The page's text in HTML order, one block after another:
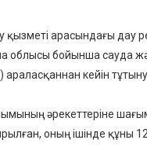
қызметі арасындағы дау
облысы бойынша сауда
араласқаннан кейін
әрекеттеріне
оның ішінде құны